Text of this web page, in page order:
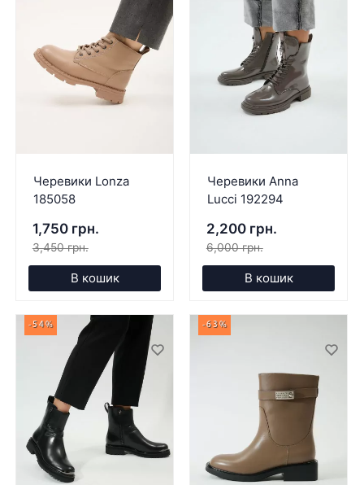
Черевики Lonza
185058
1,750 грн.
3,450 грн.
В кошик
Черевики Anna
Lucci 192294
2,200 грн.
6,000 грн.
В кошик
-54% -63%